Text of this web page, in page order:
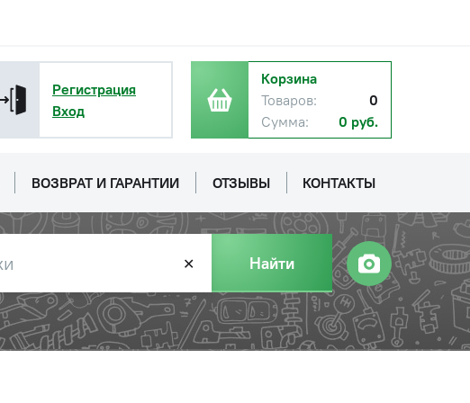
Регистрация
Вход
Корзина
Товаров:
0
Сумма:
0 руб.
ВОЗВРАТ И ГАРАНТИИ ОТЗЫВЫ КОНТАКТЫ
✕ Найти